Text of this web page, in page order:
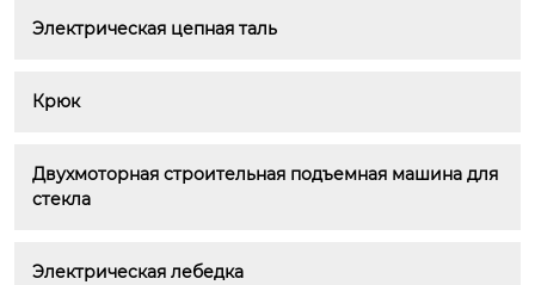
Электрическая цепная таль
Крюк
Двухмоторная строительная подъемная машина для
стекла
Электрическая лебедка